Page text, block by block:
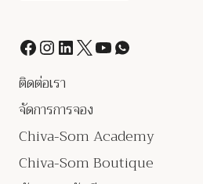
ติดต่อเรา
จัดการการจอง
Chiva-Som Academy
Chiva-Som Boutique